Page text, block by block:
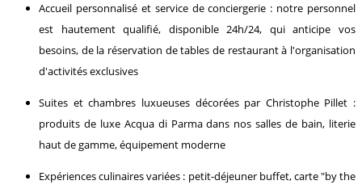
Accueil personnalisé et service de conciergerie : notre personnel
est hautement qualifié, disponible 24h/24, qui anticipe vos
besoins, de la réservation de tables de restaurant à l'organisation
d'activités exclusives
Suites et chambres luxueuses décorées par Christophe Pillet :
produits de luxe Acqua di Parma dans nos salles de bain, literie
haut de gamme, équipement moderne
Expériences culinaires variées : petit-déjeuner buffet, carte "by the